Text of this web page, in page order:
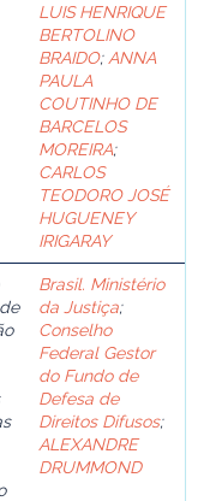
LUIS HENRIQUE
BERTOLINO
BRAIDO; ANNA
PAULA
COUTINHO DE
BARCELOS
MOREIRA;
CARLOS
TEODORO JOSÉ
HUGUENEY
IRIGARAY
Brasil. Ministério
da Justiça;
Conselho
Federal Gestor
do Fundo de
Defesa de
Direitos Difusos;
ALEXANDRE
DRUMMOND